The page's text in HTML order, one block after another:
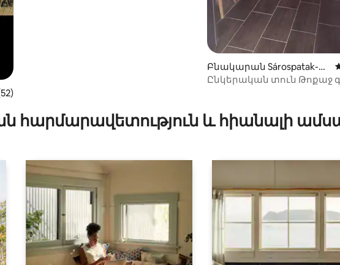
5-ից 4,98, 52 կարծիք
Բնակարան Sárospatak-ու
մ
Ընկերական տուն Թոքաջ
հարմարավետություն և հիանալի